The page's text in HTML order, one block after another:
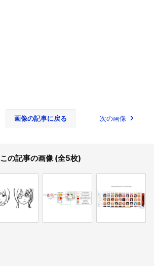
画像の記事に戻る 次の画像
この記事の画像 (全5枚)